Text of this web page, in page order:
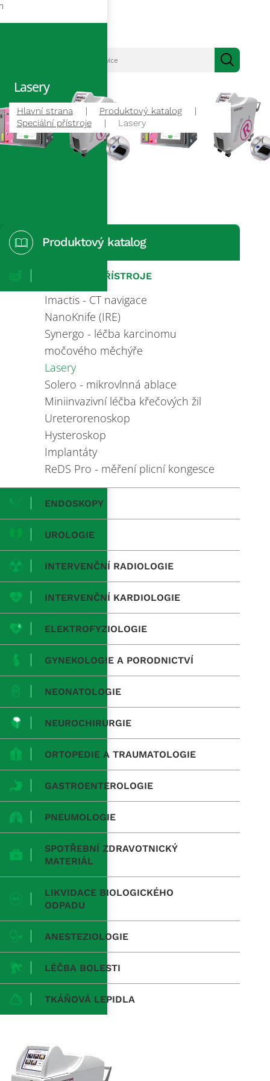
Lasery
Hlavní strana
Produktový katalog
Speciální přístroje
Lasery
Produktový katalog
SPECIÁLNÍ PŘÍSTROJE
Imactis - CT navigace
NanoKnife (IRE)
Synergo - léčba karcinomu
močového měchýře
Lasery
Solero - mikrovlnná ablace
Miniinvazivní léčba křečových žil
Ureterorenoskop
Hysteroskop
Implantáty
ReDS Pro - měření plicní kongesce
ENDOSKOPY
UROLOGIE
INTERVENČNÍ RADIOLOGIE
INTERVENČNÍ KARDIOLOGIE
ELEKTROFYZIOLOGIE
GYNEKOLOGIE A PORODNICTVÍ
NEONATOLOGIE
NEUROCHIRURGIE
ORTOPEDIE A TRAUMATOLOGIE
GASTROENTEROLOGIE
PNEUMOLOGIE
SPOTŘEBNÍ ZDRAVOTNICKÝ
MATERIÁL
LIKVIDACE BIOLOGICKÉHO
ODPADU
ANESTEZIOLOGIE
LÉČBA BOLESTI
TKÁŇOVÁ LEPIDLA